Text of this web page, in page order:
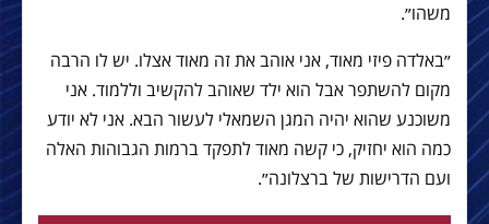
משהו״.
״באלדה פיזי מאוד, אני אוהב את זה מאוד אצלו. יש לו הרבה
מקום להשתפר אבל הוא ילד שאוהב להקשיב וללמוד. אני
משוכנע שהוא יהיה המגן השמאלי לעשור הבא. אני לא יודע
כמה הוא יחזיק, כי קשה מאוד לתפקד ברמות הגבוהות האלה
ועם הדרישות של ברצלונה״.